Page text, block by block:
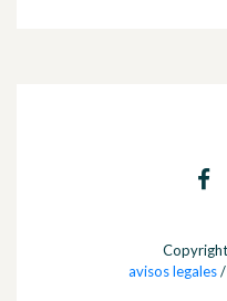
avisos legales/